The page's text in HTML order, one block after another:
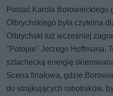
Postać Karola Borowieckiego
Olbrychskiego była czytelna
Olbrychski tuż wcześniej
"Potopie" Jerzego Hoffmana.
szlachecką energię
Scena finałowa, gdzie
do strajkujących robotników,